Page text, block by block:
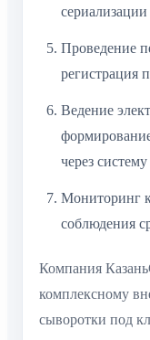
Проведение
регистрация
Ведение
через
Мониторинг
соблюдения
Компания
комплексному
сыворотки под